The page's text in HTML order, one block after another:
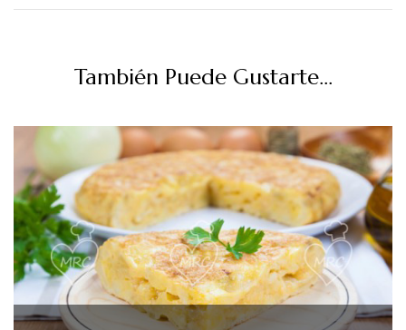
También Puede Gustarte...